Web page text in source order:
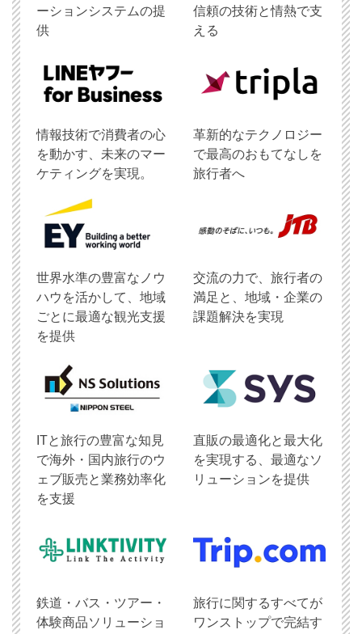
ーションシステムの提
供
信頼の技術と情熱で支
える
情報技術で消費者の心
を動かす、未来のマー
ケティングを実現。
革新的なテクノロジー
で最高のおもてなしを
旅行者へ
世界水準の豊富なノウ
ハウを活かして、地域
ごとに最適な観光支援
を提供
交流の力で、旅行者の
満足と、地域・企業の
課題解決を実現
ITと旅行の豊富な知見
で海外・国内旅行のウ
ェブ販売と業務効率化
を支援
直販の最適化と最大化
を実現する、最適なソ
リューションを提供
鉄道・バス・ツアー・
体験商品ソリューショ
旅行に関するすべてが
ワンストップで完結す